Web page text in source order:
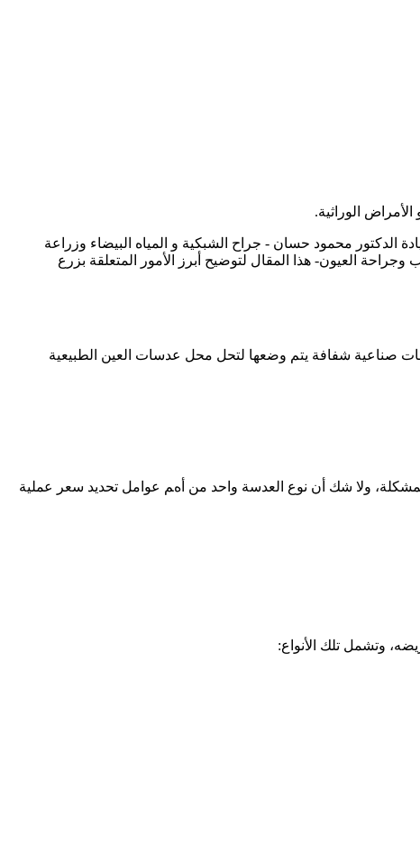
الوراثية.
الدكتور محمود حسان - جراح الشبكية و المياه البيضاء وزراعة
العيون- هذا المقال لتوضيح أبرز الأمور المتعلقة بزرع
صناعية شفافة يتم وضعها لتحل محل عدسات العين الطبيعية
ولا شك أن نوع العدسة واحد من أهم عوامل تحديد سعر عملية
وتشمل تلك الأنواع: